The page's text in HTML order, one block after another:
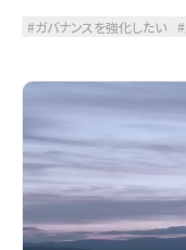
ガバナンスを強化したい